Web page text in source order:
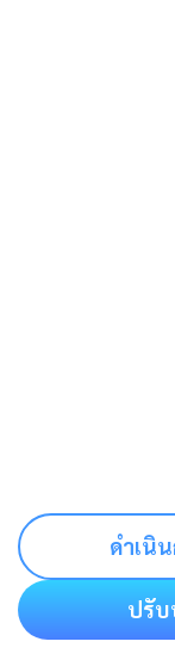
ดำเนิ
ปรับ